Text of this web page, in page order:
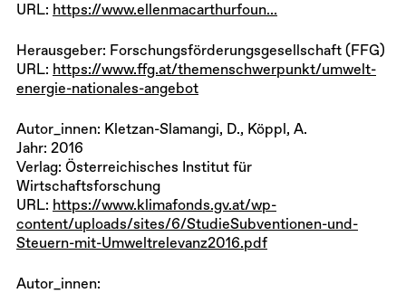
URL: https://www.ellenmacarthurfoun...
Herausgeber: Forschungsförderungsgesellschaft (FFG)
URL: https://www.ffg.at/themenschwerpunkt/umwelt-
energie-nationales-angebot
Autor_innen: Kletzan-Slamangi, D., Köppl, A.
Jahr: 2016
Verlag: Österreichisches Institut für
Wirtschaftsforschung
URL: https://www.klimafonds.gv.at/wp-
content/uploads/sites/6/StudieSubventionen-und-
Steuern-mit-Umweltrelevanz2016.pdf
Autor_innen: